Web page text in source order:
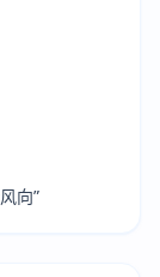
向”